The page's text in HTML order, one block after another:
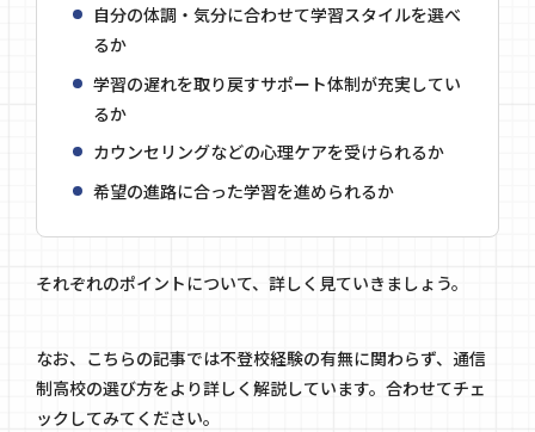
自分の体調・気分に合わせて学習スタイルを選べ
るか
学習の遅れを取り戻すサポート体制が充実してい
るか
カウンセリングなどの心理ケアを受けられるか
希望の進路に合った学習を進められるか
それぞれのポイントについて、詳しく見ていきましょう。
なお、こちらの記事では不登校経験の有無に関わらず、通信
制高校の選び方をより詳しく解説しています。合わせてチェ
ックしてみてください。